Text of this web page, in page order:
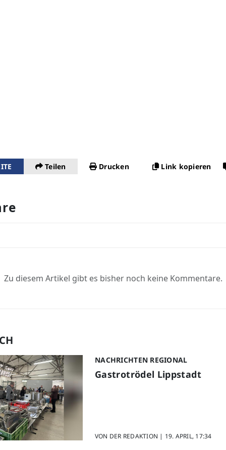
Teilen Drucken Link kopieren
Zu diesem Artikel gibt es bisher noch keine Kommentare.
NACHRICHTEN REGIONAL
Gastrotrödel Lippstadt
VON DER REDAKTION | 19. APRIL, 17:34